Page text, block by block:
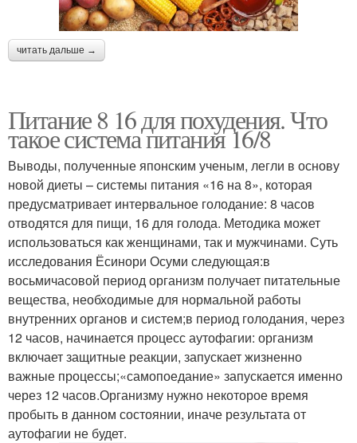
читать дальше →
Питание 8 16 для похудения. Что
такое система питания 16/8
Выводы, полученные японским ученым, легли в основу
новой диеты – системы питания «16 на 8», которая
предусматривает интервальное голодание: 8 часов
отводятся для пищи, 16 для голода. Методика может
использоваться как женщинами, так и мужчинами. Суть
исследования Ёсинори Осуми следующая:в
восьмичасовой период организм получает питательные
вещества, необходимые для нормальной работы
внутренних органов и систем;в период голодания, через
12 часов, начинается процесс аутофагии: организм
включает защитные реакции, запускает жизненно
важные процессы;«самопоедание» запускается именно
через 12 часов.Организму нужно некоторое время
пробыть в данном состоянии, иначе результата от
аутофагии не будет.